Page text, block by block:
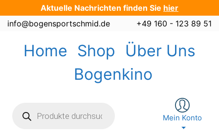
Inhalt
springen
Aktuelle Nachrichten finden Sie hier
info@bogensportschmid.de
+49 160 - 123 89 51
Home Shop
Über Uns
Bogenkino
search
Mein Konto